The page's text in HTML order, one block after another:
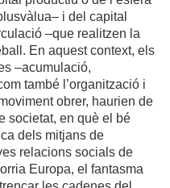
i del capital
–que realitzen la
En aquest context, els
–acumulació,
també l’organització i
obrer, haurien de
societat, en què el bé
dels mitjans de
relacions socials de
Europa, el fantasma